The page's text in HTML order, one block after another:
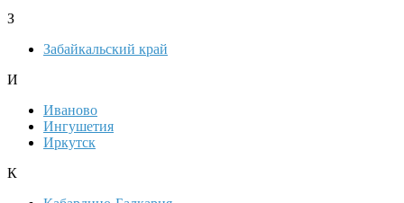
З
Забайкальский край
И
Иваново
Ингушетия
Иркутск
К